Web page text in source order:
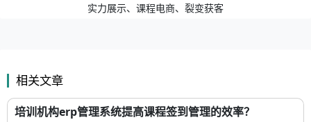
实力展示、课程电商、裂变获客
相关文章
培训机构erp管理系统提高课程签到管理的效率？